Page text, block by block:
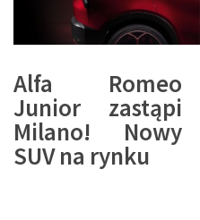
Alfa Romeo
Junior zastąpi
Milano! Nowy
SUV na rynku